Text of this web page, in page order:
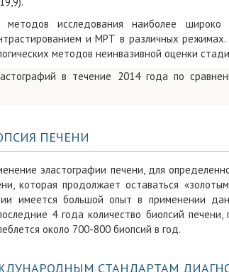
методов исследования наиболее
и МРТ в различных
методов неинвазивной оценки
в течение 2014 года по
ПЕЧЕНИ
эластографии печени, для
которая продолжает оставаться
имеется большой опыт в применении
4 года количество биопсий
около 700-800 биопсий в год.
СТАНДАРТАМ